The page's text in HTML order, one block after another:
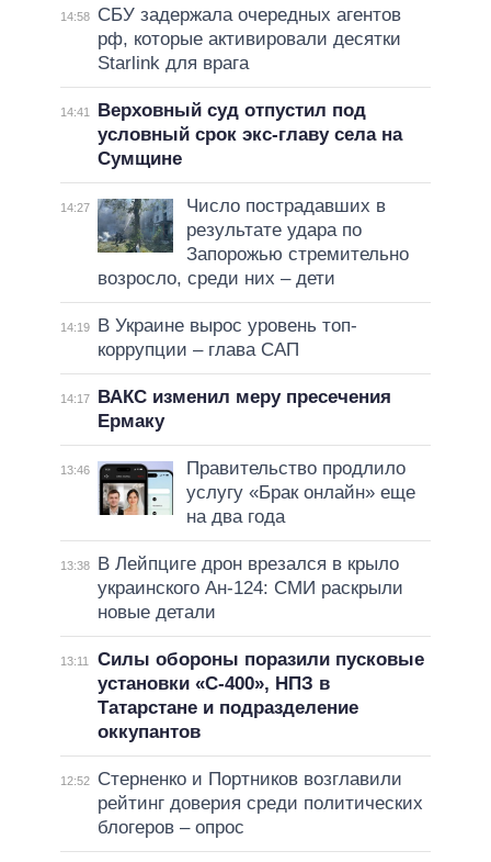
14:58
СБУ задержала очередных агентов
рф, которые активировали десятки
Starlink для врага
14:41
Верховный суд отпустил под
условный срок экс-главу села на
Сумщине
14:27
Число пострадавших в
результате удара по
Запорожью стремительно
возросло, среди них – дети
14:19
В Украине вырос уровень топ-
коррупции – глава САП
14:17
ВАКС изменил меру пресечения
Ермаку
13:46
Правительство продлило
услугу «Брак онлайн» еще
на два года
13:38
В Лейпциге дрон врезался в крыло
украинского Ан-124: СМИ раскрыли
новые детали
13:11
Силы обороны поразили пусковые
установки «С-400», НПЗ в
Татарстане и подразделение
оккупантов
12:52
Стерненко и Портников возглавили
рейтинг доверия среди политических
блогеров – опрос